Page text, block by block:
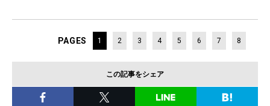
PAGES 1 2 3 4 5 6 7 8
この記事をシェア